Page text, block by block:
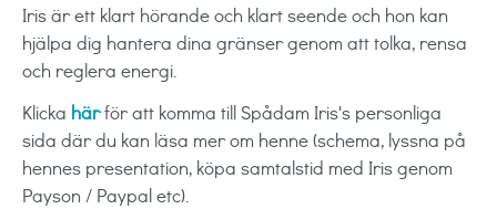
Iris är ett klart hörande och klart seende och hon kan
hjälpa dig hantera dina gränser genom att tolka, rensa
och reglera energi.
Klicka härför att komma till Spådam Iris's personliga
sida där du kan läsa mer om henne (schema, lyssna på
hennes presentation, köpa samtalstid med Iris genom
Payson / Paypal etc).